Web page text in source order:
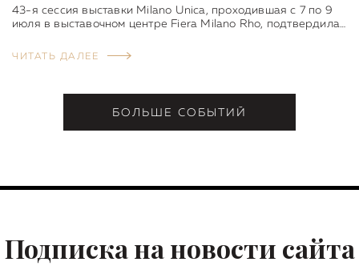
43-я сессия выставки Milano Unica, проходившая с 7 по 9
июля в выставочном центре Fiera Milano Rho, подтвердила…
ЧИТАТЬ ДАЛЕЕ
БОЛЬШЕ СОБЫТИЙ
Подписка на новости сайта